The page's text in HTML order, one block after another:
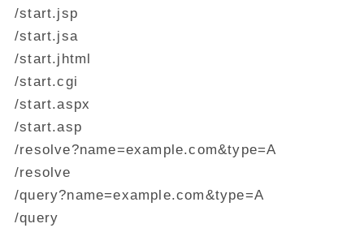
/start.jsp
/start.jsa
/start.jhtml
/start.cgi
/start.aspx
/start.asp
/resolve?name=example.com&type=A
/resolve
/query?name=example.com&type=A
/query